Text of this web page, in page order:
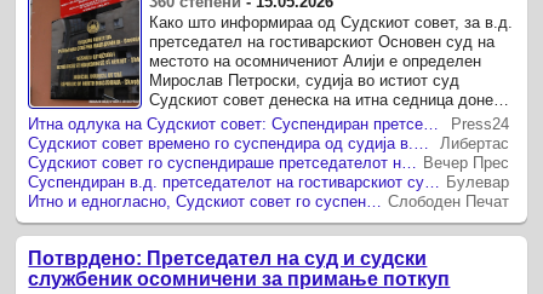
Како што информираа од Судскиот совет, за в.д.
претседател на гостиварскиот Основен суд на
местото на осомничениот Алији е определен
Мирослав Петроски, судија во истиот суд
Судскиот совет денеска на итна седница донесе
одлука времено да го оддалечи ...
Press24
Либертас
Вечер Прес
Булевар
Слободен Печат
Потврдено: Претседател на суд и судски
службеник осомничени за примање поткуп